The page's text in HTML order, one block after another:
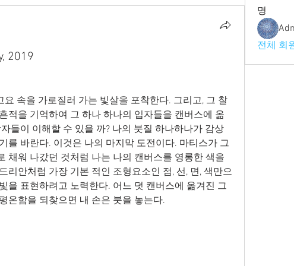
2019
요 속을 가로질러 가는 빛살을 포착한다. 그리고, 그 찰
적을 기억하여 그 하나 하나의 입자들을 캔버스에 옮
들이 이해할 수 있을 까? 나의 붓질 하나하나가 감상
를 바란다. 이것은 나의 마지막 도전이다. 마티스가 그
채워 나갔던 것처럼 나는 나의 캔버스를 영롱한 색을
리안처럼 가장 기본 적인 조형요소인 점, 선, 면, 색만으
을 표현하려고 노력한다. 어느 덧 캔버스에 옮겨진 그
온함을 되찾으면 내 손은 붓을 놓는다.
명
전체 회